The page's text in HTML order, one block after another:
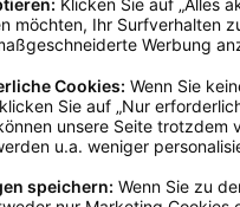
9 – 17 Uhr, Sa 9 – 13 Uhr